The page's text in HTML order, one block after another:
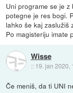
Uni programe se je
potegne je res bogi.
lahko še kaj zaslužiš
Po magisteriju imate
Wisse
:: 19. jan 2020,
Če meniš, da ti UNI